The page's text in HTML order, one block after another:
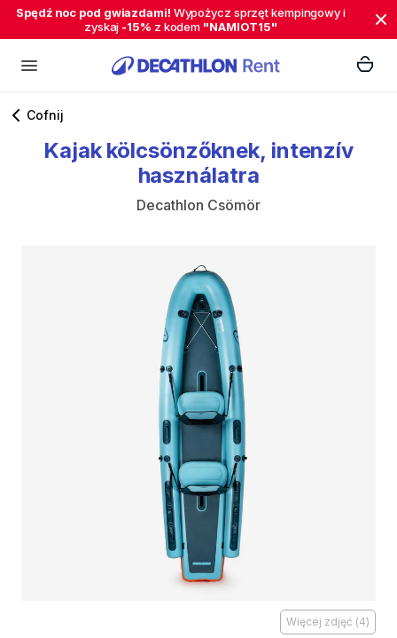
Spędź noc pod gwiazdami! Wypożycz sprzęt kempingowy i
zyskaj -15% z kodem "NAMIOT15"
Cofnij
Kajak kölcsönzőknek​,​ intenzív
használatra
Decathlon Csömör
Więcej zdjęć (4)